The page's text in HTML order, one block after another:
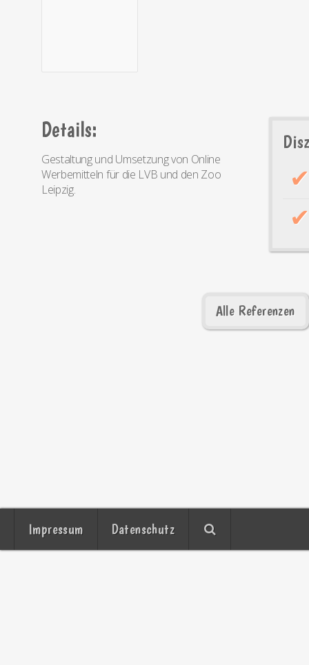
Details:
Gestaltung und Umsetzung von Online
Werbemitteln für die LVB und den Zoo
Leipzig.
Alle Referenzen
Impressum Datenschutz